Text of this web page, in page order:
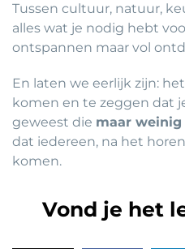
Tussen cultuur, natuur,
alles wat je nodig hebt
ontspannen maar vol
En laten we eerlijk zijn:
komen en te zeggen dat
geweest die maar weinig
dat iedereen, na het
komen.
Vond je het